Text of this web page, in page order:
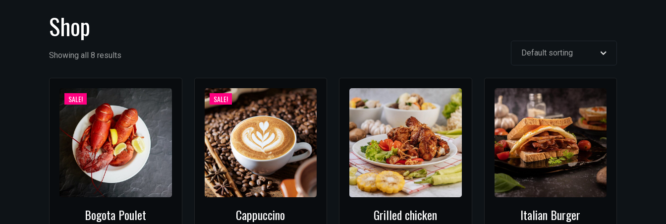
Shop
Showing all 8 results
SALE!
Bogota Poulet
SALE!
Cappuccino Grilled chicken Italian Burger